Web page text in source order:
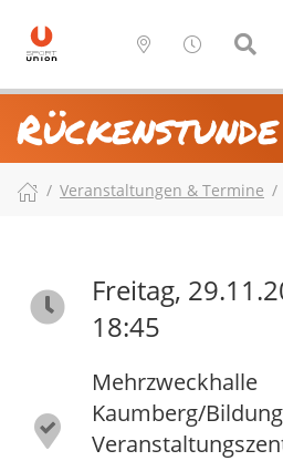
Rückenstunde
Veranstaltungen & Termine
Freitag,
18:45
Mehrzweckhalle
Kaumberg/